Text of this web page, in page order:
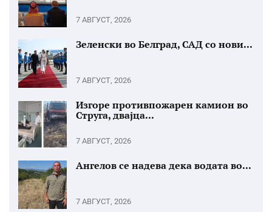
7 АВГУСТ, 2026
Зеленски во Белград, САД со нови...
7 АВГУСТ, 2026
Изгоре противпожарен камион во
Струга, двајца...
7 АВГУСТ, 2026
Ангелов се надева дека водата во...
7 АВГУСТ, 2026